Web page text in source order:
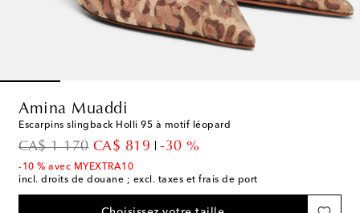
Amina Muaddi
Escarpins slingback Holli 95 à motif léopard
CA$ 1 170
original priceCA$ 819
discount price
-30 %
-10 % avec MYEXTRA10
incl. droits de douane ; excl. taxes et frais de port